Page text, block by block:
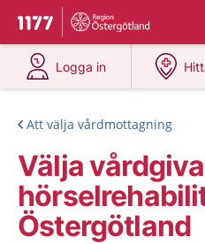
Till startsidan för 1177
Du har valt region
Logga in
på 1177.se
Att välja vårdmottagning
Välja
Östergötland